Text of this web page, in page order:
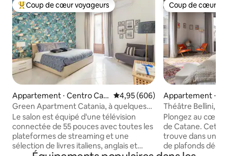
Coups de cœur voyageurs les plus appréciés
Coup de cœur voyageurs
Appartement ⋅ Centro Cat
ania
Évaluation moyenne sur la
4,95 (606)
Green Apartment Catania, à quelques
pas de la cathédrale.
Le salon est équipé d'une télévision
connectée de 55 pouces avec toutes les
plateformes de streaming et une
sélection de livres italiens, anglais et
Coup de cœur
Coup de cœur
Appartement ⋅
nia
Théâtre Bellini,
[Alcova L.]
Plongez au cœur
de Catane. Cet
trouve dans un
de plafonds